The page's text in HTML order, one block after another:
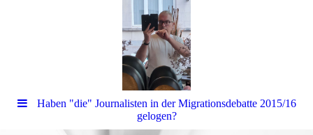
Haben "die" Journalisten in der Migrationsdebatte 2015/16
gelogen?